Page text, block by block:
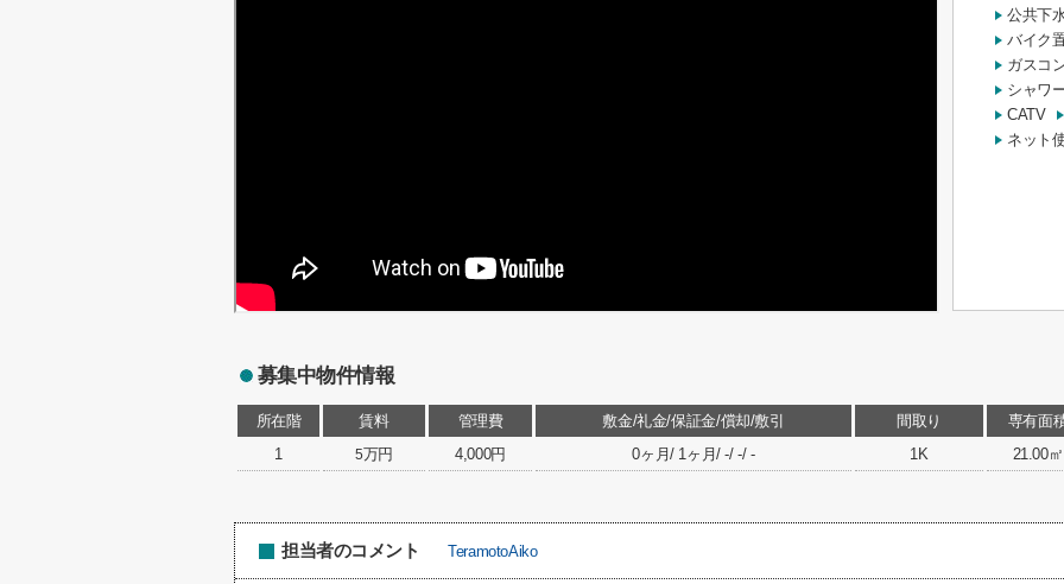
公共下
バイク
ガスコ
シャワ
CATV
ネット
募集中物件情報
所在階 賃料 管理費 敷金/礼金/保証金/償却/敷引 間取り
専有面
1
5万円 4,000円 0ヶ月/ 1ヶ月/ -/ -/ - 1K 21.00㎡
担当者のコメント TeramotoAiko